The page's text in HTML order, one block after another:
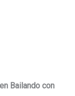
Bailando con